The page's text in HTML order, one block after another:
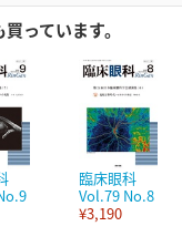
っています。
臨床眼科
Vol.79 No.8
¥3,190